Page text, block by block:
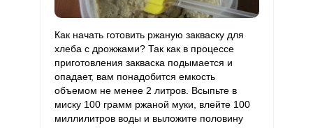
Витамин
С
0 90 мкг 0 0
Витамин
D
Витамин
Как начать готовить ржаную закваску для
хлеба с дрожжами? Так как в процессе
приготовления закваска подымается и
опадает, вам понадобится емкость
объемом не менее 2 литров. Всыпьте в
миску 100 грамм ржаной муки, влейте 100
миллилитров воды и выложите половину
РЕГИСТРАЦИЯ
Войдите
с помощью социальных сетей:
1 ИЗ 5
Сообщить об ошибке